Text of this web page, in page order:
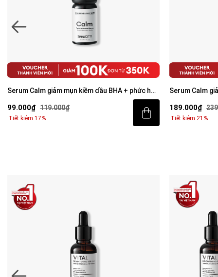
Serum Calm giảm mụn kiềm dầu BHA + Phức hợp
thảo mộc 30ml
189.000₫ 239.000₫
Tiết kiệm 21%
Combo Acne
mặt 100g và
309.000₫
Tiết kiệm 24%